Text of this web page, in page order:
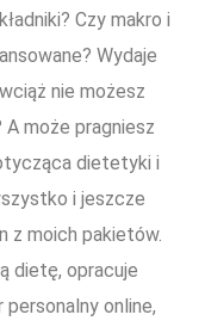
Czy makro i
Wydaje
nie możesz
może pragniesz
dietetyki i
i jeszcze
z moich pakietów.
dietę, opracuje
online,